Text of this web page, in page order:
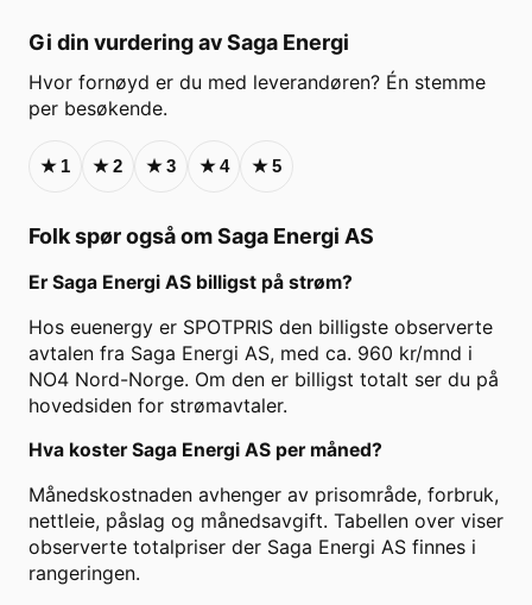
Gi din vurdering avSaga Energi
Hvor fornøyd er du med leverandøren? Én stemme
per besøkende.
★ 1 ★2 ★3 ★4 ★5
Folk spør også omSaga Energi AS
ErSaga Energi AS billigst på strøm?
Hos euenergy er SPOTPRIS den billigste observerte
avtalen fra Saga Energi AS, med ca. 960 kr/mnd i
NO4 Nord-Norge. Om den er billigst totalt ser du på
hovedsiden for strømavtaler.
Hva kosterSaga Energi AS per måned?
Månedskostnaden avhenger av prisområde, forbruk,
nettleie, påslag og månedsavgift. Tabellen over viser
observerte totalpriser der Saga Energi AS finnes i
rangeringen.